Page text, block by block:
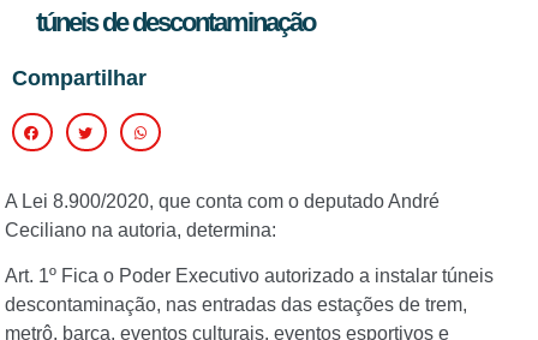
túneis de descontaminação
Compartilhar
A Lei 8.900/2020, que conta com o deputado André
Ceciliano na autoria, determina:
Art. 1º Fica o Poder Executivo autorizado a instalar túneis
descontaminação, nas entradas das estações de trem,
metrô, barca, eventos culturais, eventos esportivos e